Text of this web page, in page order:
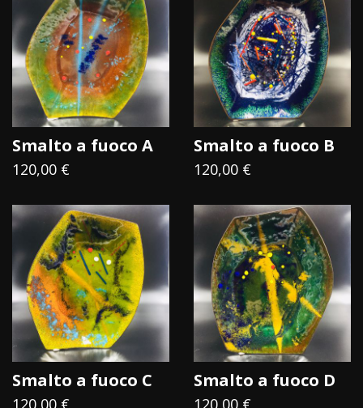
Smalto a fuoco A
120,00 €
Smalto a fuoco B
120,00 €
Smalto a fuoco C Smalto a fuoco D